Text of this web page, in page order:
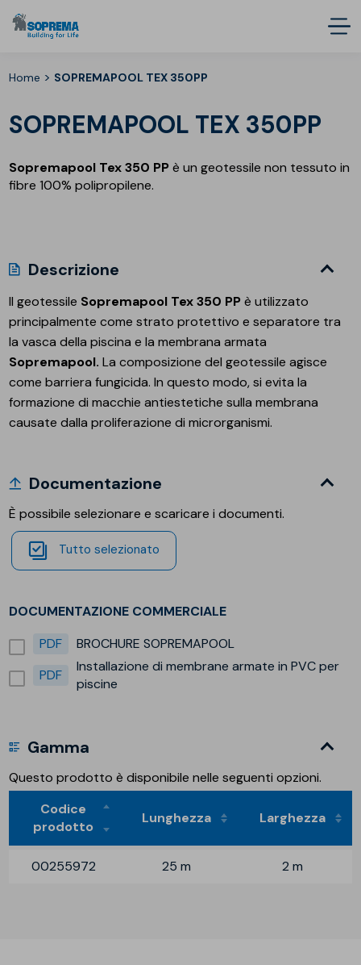
Home > SOPREMAPOOL TEX 350PP
SOPREMAPOOL TEX 350PP
Sopremapool Tex 350 PPè un geotessile non tessuto in
fibre 100% polipropilene.
Descrizione
Il geotessile Sopremapool Tex 350 PPè utilizzato
principalmente come strato protettivo e separatore tra
la vasca della piscina e la membrana armata
Sopremapool. La composizione del geotessile agisce
come barriera fungicida. In questo modo, si evita la
formazione di macchie antiestetiche sulla membrana
causate dalla proliferazione di microrganismi.
Documentazione
È possibile selezionare e scaricare i documenti.
Tutto selezionato
DOCUMENTAZIONE COMMERCIALE
PDF
BROCHURE SOPREMAPOOL
PDF
Installazione di membrane armate in PVC per
piscine
Gamma
Questo prodotto è disponibile nelle seguenti opzioni.
Codice
prodotto
Lunghezza Larghezza
00255972 25 m 2 m